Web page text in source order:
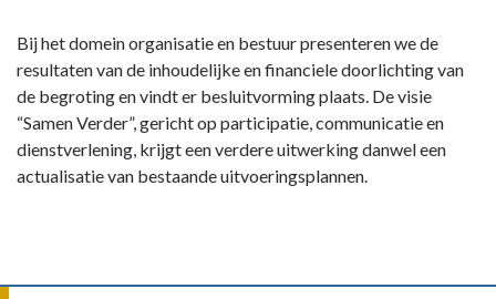
Bij het domein organisatie en bestuur presenteren we de
resultaten van de inhoudelijke en financiele doorlichting van
de begroting en vindt er besluitvorming plaats. De visie
“Samen Verder”, gericht op participatie, communicatie en
dienstverlening, krijgt een verdere uitwerking danwel een
actualisatie van bestaande uitvoeringsplannen.